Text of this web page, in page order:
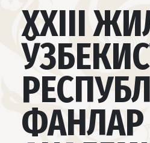
Муаллифлар
Нашриёт
Лойиҳалар
XXIII
ФАНЛАР